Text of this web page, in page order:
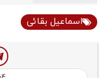
اسماعیل بقائی